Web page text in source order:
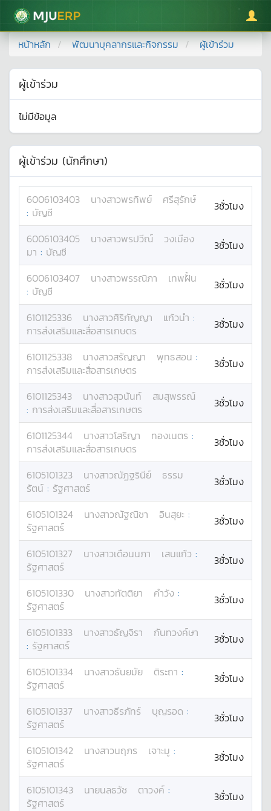
มหาวิทยาลัยแม่โจ้
หน้าหลัก พัฒนาบุคลากรและกิจกรรม ผู้เข้าร่วม
ผู้เข้าร่วม
ไม่มีข้อมูล
ผู้เข้าร่วม (นักศึกษา)
6006103403 นางสาวพรทิพย์
ศรีสุรักษ์
: บัญชี 3ชั่วโมง
6006103405 นางสาวพรปวีณ์
วงเมือง
มา : บัญชี 3ชั่วโมง
6006103407 นางสาวพรรณิภา
เทพฝั้น
: บัญชี 3ชั่วโมง
6101125336 นางสาวศิริกัญญา แก้วนำ :
การส่งเสริมและสื่อสารเกษตร
3ชั่วโมง
6101125338 นางสาวสรัญญา พุทธสอน :
การส่งเสริมและสื่อสารเกษตร
3ชั่วโมง
6101125343 นางสาวสุวนันท์
สมสุพรรณ์
: การส่งเสริมและสื่อสารเกษตร 3ชั่วโมง
6101125344 นางสาวโสริญา ทองเนตร :
การส่งเสริมและสื่อสารเกษตร
3ชั่วโมง
6105101323 นางสาวณัฏฐรินีย์
ธรรม
รัตน์ : รัฐศาสตร์ 3ชั่วโมง
6105101324 นางสาวณัฐณิชา อินสุยะ :
รัฐศาสตร์
3ชั่วโมง
6105101327 นางสาวเดือนนภา เสนแก้ว :
รัฐศาสตร์
3ชั่วโมง
6105101330 นางสาวทัตติยา คำวัง :
รัฐศาสตร์
3ชั่วโมง
6105101333 นางสาวธัญจิรา
กันทวงค์ษา
: รัฐศาสตร์ 3ชั่วโมง
6105101334 นางสาวธันยมัย ติระถา :
รัฐศาสตร์
3ชั่วโมง
6105101337 นางสาวธีรภัทร์ บุญรอด :
รัฐศาสตร์
3ชั่วโมง
6105101342 นางสาวนฤภร เจาะมู :
รัฐศาสตร์
3ชั่วโมง
6105101343 นายนลธวัช ตาวงค์ :
รัฐศาสตร์
3ชั่วโมง